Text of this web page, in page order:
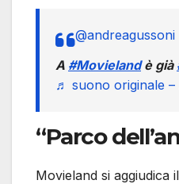
@andreagussoni
A #Movielandè già
♬ suono originale –
“Parco
Movieland si aggiudica